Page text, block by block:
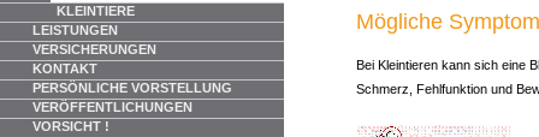
KLEINTIERE
LEISTUNGEN
VERSICHERUNGEN
KONTAKT
PERSÖNLICHE VORSTELLUNG
VERÖFFENTLICHUNGEN
VORSICHT !
Mögliche
Bei Kleintieren kann sich eine
Schmerz, Fehlfunktion und